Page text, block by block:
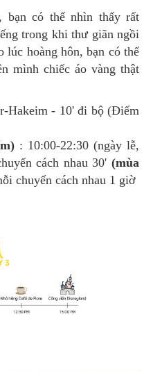
trong khi thư giãn ngồi
lúc hoàng hôn, bạn có thể
mình chiếc áo vàng thật
Hakeim - 10' đi bộ (Điểm
: 10:00-22:30 (ngày lễ,
cách nhau 30' (mùa
chuyến cách nhau 1 giờ